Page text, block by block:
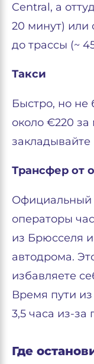
Central, а
20 минут) или
до трассы (~
Такси
Быстро, но
около €220
закладывайте
Трансфер от
Официальный
операторы
из Брюсселя
автодрома.
избавляете
Время пути
3,5 часа из-за
Где